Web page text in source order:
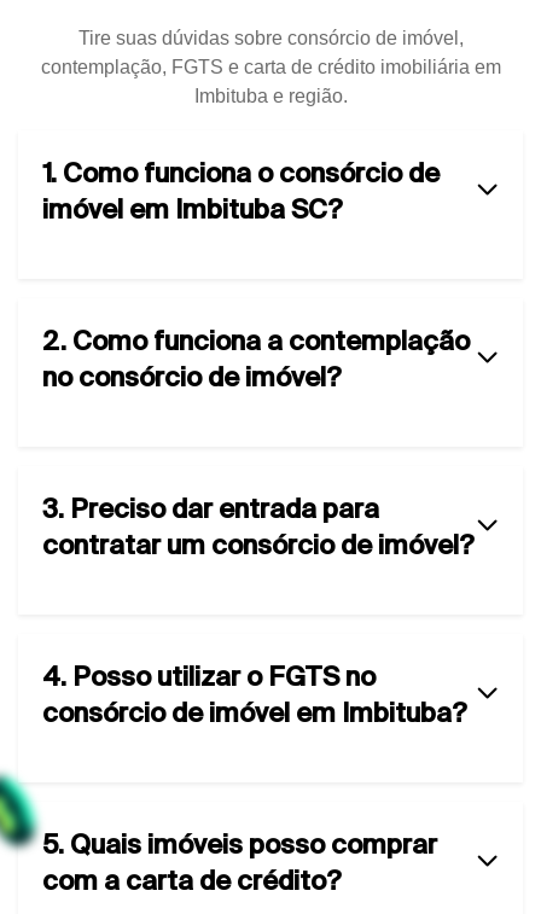
Tire suas dúvidas sobre consórcio de imóvel,
contemplação, FGTS e carta de crédito imobiliária em
Imbituba e região.
1. Como funciona o consórcio de
imóvel em Imbituba SC?
2. Como funciona a contemplação
no consórcio de imóvel?
3. Preciso dar entrada para
contratar um consórcio de imóvel?
4. Posso utilizar o FGTS no
consórcio de imóvel em Imbituba?
5. Quais imóveis posso comprar
com a carta de crédito?